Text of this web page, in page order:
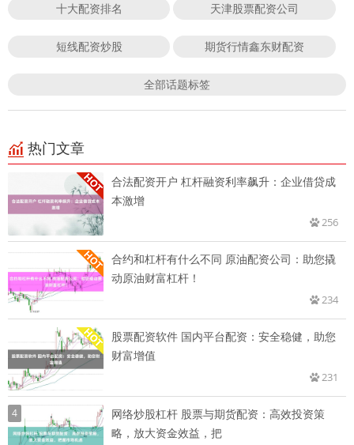
十大配资排名 天津股票配资公司
短线配资炒股 期货行情鑫东财配资
全部话题标签
热门文章
合法配资开户 杠杆融资利率飙升：企业借贷成
本激增
256
合约和杠杆有什么不同 原油配资公司：助您撬
动原油财富杠杆！
234
股票配资软件 国内平台配资：安全稳健，助您
财富增值
231
4
网络炒股杠杆 股票与期货配资：高效投资策
略，放大资金效益，把